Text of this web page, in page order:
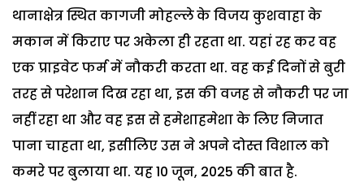
थानाक्षेत्र स्थित कागजी मोहल्ले के विजय कुशवाहा के
मकान में किराए पर अकेला ही रहता था. यहां रह कर वह
एक प्राइवेट फर्म में नौकरी करता था. वह कई दिनों से बुरी
तरह से परेशान दिख रहा था, इस की वजह से नौकरी पर जा
नहीं रहा था और वह इस से हमेशाहमेशा के लिए निजात
पाना चाहता था, इसीलिए उस ने अपने दोस्त विशाल को
कमरे पर बुलाया था. यह 10 जून, 2025 की बात है.